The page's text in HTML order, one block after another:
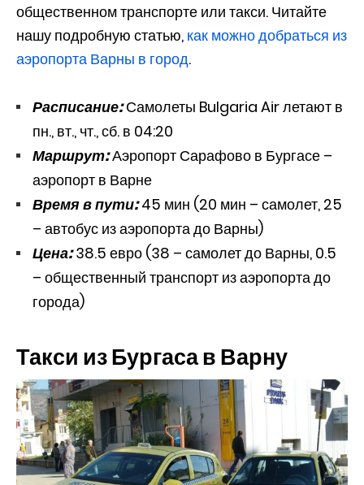
общественном транспорте или такси. Читайте
нашу подробную статью, как можно добраться из
аэропорта Варны в город.
Расписание:Самолеты Bulgaria Air летают в
пн., вт., чт., сб. в 04:20
Маршрут:Аэропорт Сарафово в Бургасе –
аэропорт в Варне
Время в пути:45 мин (20 мин – самолет, 25
– автобус из аэропорта до Варны)
Цена:38.5 евро (38 – самолет до Варны, 0.5
– общественный транспорт из аэропорта до
города)
Такси из Бургаса в Варну